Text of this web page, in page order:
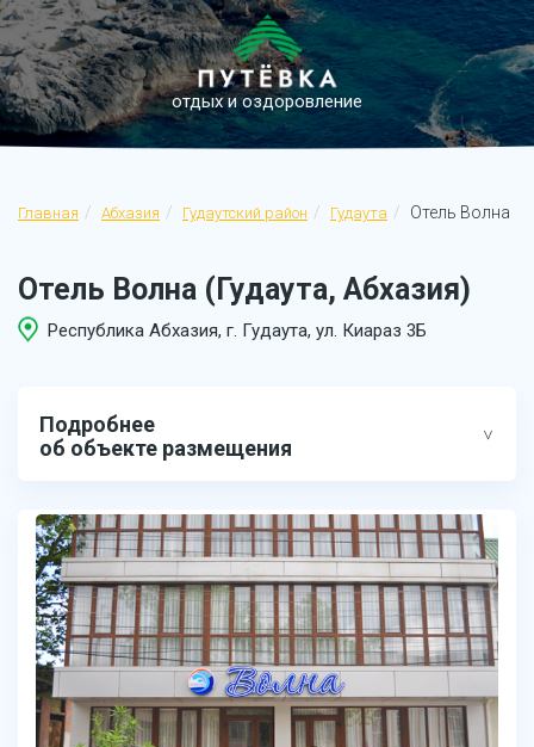
отдых и оздоровление
Главная Абхазия Гудаутский район Гудаута Отель Волна
Отель Волна (Гудаута, Абхазия)
Республика Абхазия, г. Гудаута, ул. Киараз 3Б
Подробнее
об объекте размещения